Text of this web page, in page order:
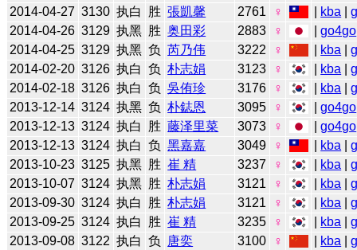
2014-04-27 3130 执白 胜 張凱馨 2761 ♀ kba |
2014-04-26 3129 执黑 胜 奥田彩 2883 ♀ |go4go
2014-04-25 3129 执黑 负 芮乃伟 3222 ♀ kba |
2014-02-20 3126 执白 负 朴志娟 3123 ♀ kba |
2014-02-18 3126 执白 负 吳侑珍 3176 ♀ kba |
2013-12-14 3124 执黑 负 朴鋕恩 3095 ♀ |go4go
2013-12-13 3124 执白 胜 藤泽里菜 3073 ♀ |go4go
2013-12-13 3124 执白 负 黑嘉嘉 3049 ♀ kba |
2013-10-23 3125 执黑 胜 崔 精 3237 ♀ kba |
2013-10-07 3124 执黑 胜 朴志娟 3121 ♀ kba |
2013-09-30 3124 执白 胜 朴志娟 3121 ♀ kba |
2013-09-25 3124 执白 胜 崔 精 3235 ♀ kba |
2013-09-08 3122 执白 负 唐奕 3100 ♀ kba |